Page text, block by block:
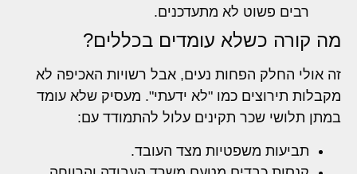
רבים פשוט לא מתעדכנים.
מה קורה כשלא עומדים בכללים?
זה אולי החלק הפחות נעים, אבל רשויות האכיפה לא
מקבלות תירוצים כמו "לא ידעתי". מעסיק שלא עומד
במתן תלושי שכר תקינים עלול להתמודד עם:
תביעות משפטיות מצד העובד.